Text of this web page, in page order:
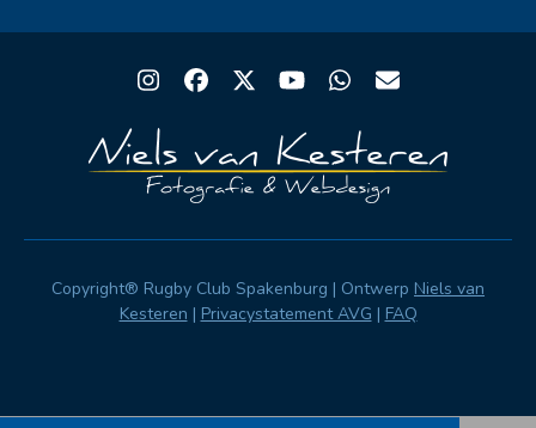
Instagram
Facebook
TwitterYouTubeWhatsapp
Email
Copyright® Rugby Club Spakenburg | Ontwerp Niels van
Kesteren | Privacystatement AVG | FAQ